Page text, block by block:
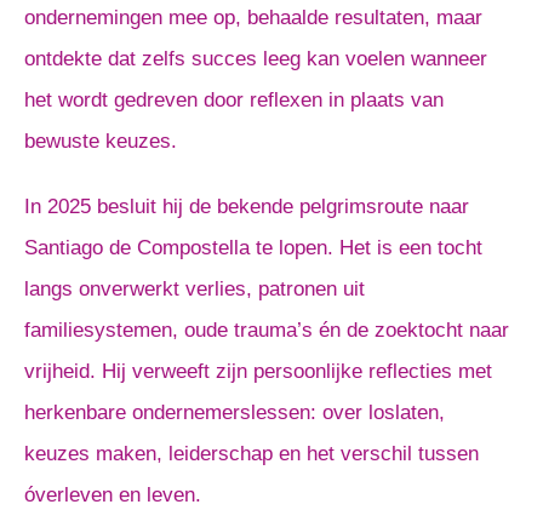
ondernemingen mee op, behaalde resultaten, maar
ontdekte dat zelfs succes leeg kan voelen wanneer
het wordt gedreven door reflexen in plaats van
bewuste keuzes.
In 2025 besluit hij de bekende pelgrimsroute naar
Santiago de Compostella te lopen. Het is een tocht
langs onverwerkt verlies, patronen uit
familiesystemen, oude trauma’s én de zoektocht naar
vrijheid. Hij verweeft zijn persoonlijke reflecties met
herkenbare ondernemerslessen: over loslaten,
keuzes maken, leiderschap en het verschil tussen
óverleven en leven.